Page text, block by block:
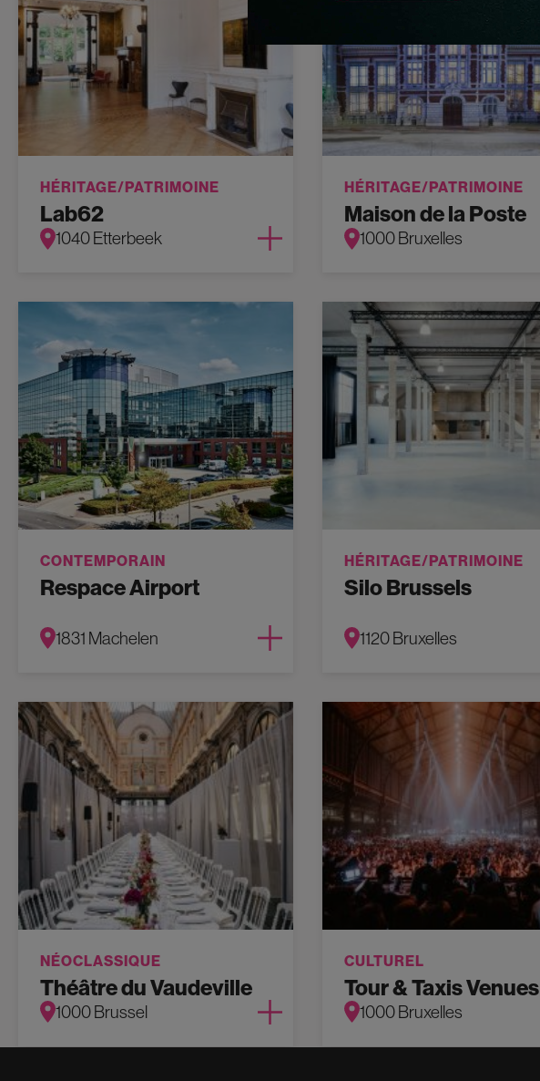
HÉRITAGE/PATRIMOINE
Lab62
1040 Etterbeek
HÉRITAGE/PATRIMOINE
Maison de la Poste
1000 Bruxelles
CONTEMPORAIN
Respace Airport
1831 Machelen
HÉRITAGE/PATRIMOINE
Silo Brussels
1120 Bruxelles
NÉOCLASSIQUE
Théâtre du Vaudeville
1000 Brussel
CULTUREL
Tour & Taxis Venues
1000 Bruxelles